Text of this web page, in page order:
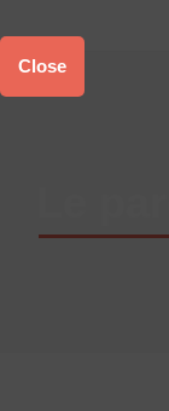
Aller
au
Close